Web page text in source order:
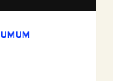
UMUM